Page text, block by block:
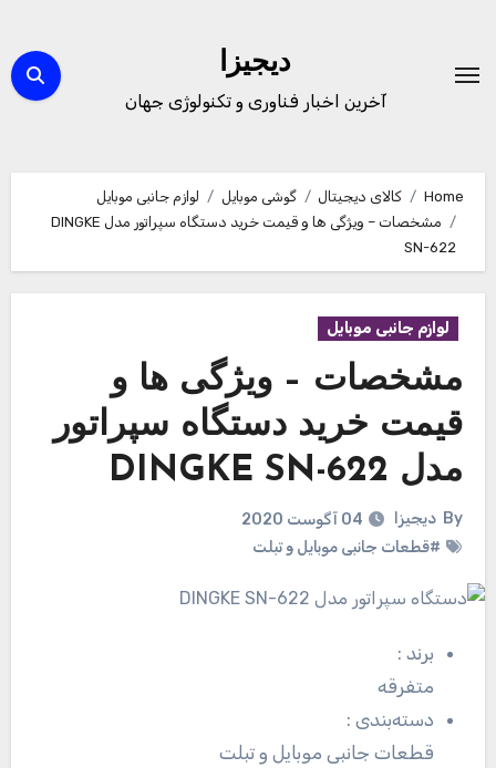
content
دیجیزا
آخرین اخبار فناوری و تکنولوژی جهان
Home کالای دیجیتال گوشی موبایل
لوازم جانبی موبایل
مشخصات – ویژگی ها و قیمت خرید دستگاه سپراتور مدل DINGKE
SN-622
لوازم جانبی موبایل
مشخصات – ویژگی ها و
قیمت خرید دستگاه سپراتور
مدل DINGKE SN-622
By دیجیزا
04 آگوست 2020
#قطعات جانبی موبایل و تبلت
برند:
متفرقه
دسته‌بندی:
قطعات جانبی موبایل و تبلت